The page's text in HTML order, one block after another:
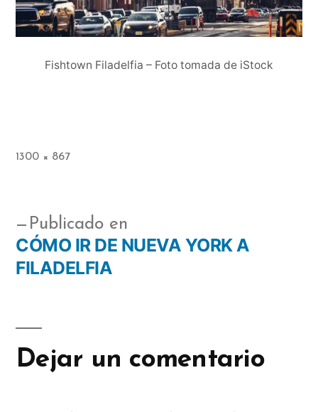
Fishtown Filadelfia – Foto tomada de iStock
1300 × 867
Publicado en
CÓMO IR DE NUEVA YORK A
FILADELFIA
Dejar un comentario